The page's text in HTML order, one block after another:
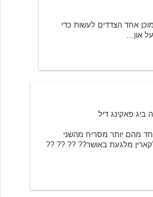
אחד הצדדים לעשות כדי
און…
ביג פאקינג דיל
מהם יותר מסריח מהשני
מלגעת באושר?? ?? ?? ??